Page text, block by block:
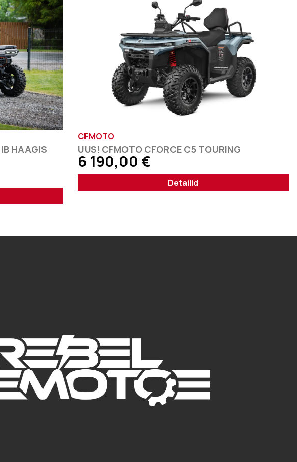
HAAGIS
CFMOTO
UUS! CFMOTO CFORCE C5 TOURING
6 190,00 €
Detailid